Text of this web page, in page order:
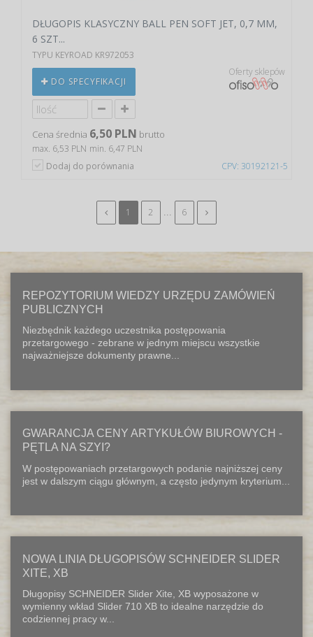
CPV: 30192121-5
DŁUGOPIS KLASYCZNY BALL PEN SOFT JET, 0,7 MM,
6 SZT...
TYPU KEYROAD KR972053
DO SPECYFIKACJI
Oferty sklepów
Cena średnia 6,50 PLN brutto
max. 6,53 PLN min. 6,47 PLN
Dodaj do porównania
1 2 ... 6
REPOZYTORIUM WIEDZY URZĘDU ZAMÓWIEŃ
PUBLICZNYCH
Niezbędnik każdego uczestnika postępowania
przetargowego - zebrane w jednym miejscu wszystkie
najważniejsze dokumenty prawne...
GWARANCJA CENY ARTYKUŁÓW BIUROWYCH -
PĘTLA NA SZYI?
W postępowaniach przetargowych podanie najniższej ceny
jest w dalszym ciągu głównym, a często jedynym kryterium...
NOWA LINIA DŁUGOPISÓW SCHNEIDER SLIDER
XITE, XB
Długopisy SCHNEIDER Slider Xite, XB wyposażone w
wymienny wkład Slider 710 XB to idealne narzędzie do
codziennej pracy w...